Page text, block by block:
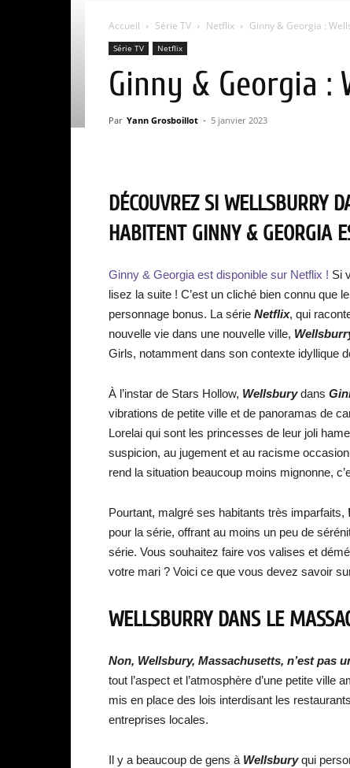
Accueil Série TV Netflix Ginny & Georgia :
Série TV Netflix
Ginny & Georgia
Par Yann Grosboillot - 5 janvier 2023
DÉCOUVREZ SI WELLSBURRY
HABITENT GINNY & GEORGIA
Ginny & Georgia est disponible sur Netflix ! Si
lisez la suite ! C’est un cliché bien connu que
personnage bonus. La série Netflix, qui
nouvelle vie dans une nouvelle ville,
Girls, notamment dans son contexte idyllique
À l’instar de Stars Hollow, Wellsburydans
vibrations de petite ville et de panoramas de
Lorelai qui sont les princesses de leur joli
suspicion, au jugement et au racisme
rend la situation beaucoup moins mignonne,
Pourtant, malgré ses habitants très imparfaits,
pour la série, offrant au moins un peu de
série. Vous souhaitez faire vos valises et
votre mari ? Voici ce que vous devez savoir
WELLSBURRY DANS LE
Non, Wellsbury, Massachusetts, n’est pas
tout l’aspect et l’atmosphère d’une petite
mis en place des lois interdisant les
entreprises locales.
Il y a beaucoup de gens à Wellsburyqui